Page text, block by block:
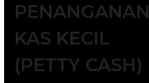
PENANGANAN
KAS KECIL
(PETTY CASH)